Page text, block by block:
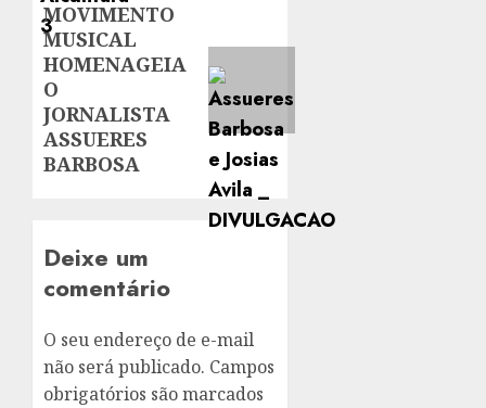
Next
post:
MOVIMENTO
MUSICAL
HOMENAGEIA
O
JORNALISTA
ASSUERES
BARBOSA
Deixe um
comentário
O seu endereço de e-mail
não será publicado. Campos
obrigatórios são marcados